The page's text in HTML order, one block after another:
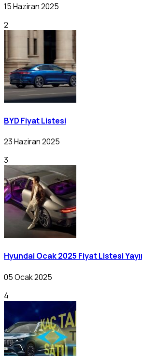
15 Haziran 2025
2
BYD Fiyat Listesi
23 Haziran 2025
3
Hyundai Ocak 2025 Fiyat Listesi
05 Ocak 2025
4